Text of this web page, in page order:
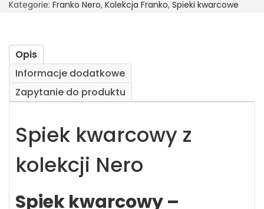
Kategorie: Franko Nero, Kolekcja Franko, Spieki kwarcowe
Opis
Informacje dodatkowe
Zapytanie do produktu
Spiek kwarcowy z
kolekcji Nero
Spiek kwarcowy –